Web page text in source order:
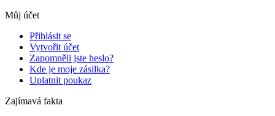
Můj účet
Přihlásit se
Vytvořit účet
Zapomněli jste heslo?
Kde je moje zásilka?
Uplatnit poukaz
Zajímavá fakta